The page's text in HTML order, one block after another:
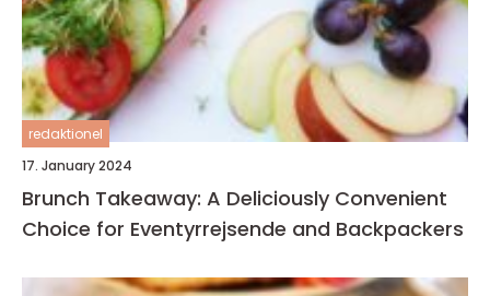
redaktionel
17. January 2024
Brunch Takeaway: A Deliciously Convenient
Choice for Eventyrrejsende and Backpackers